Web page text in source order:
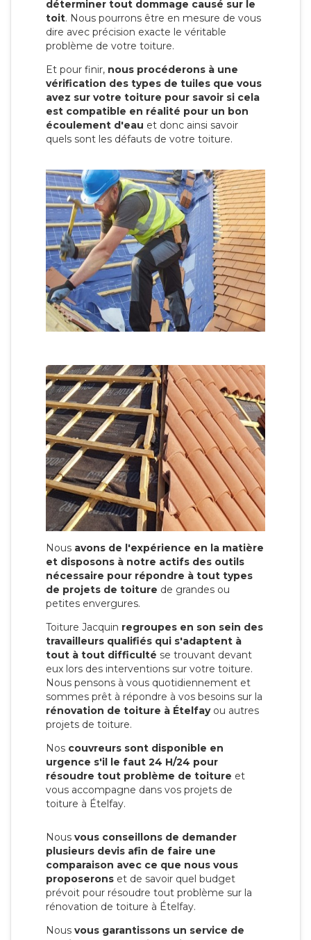
déterminer tout dommage causé sur le
toit. Nous pourrons être en mesure de vous
dire avec précision exacte le véritable
problème de votre toiture.
Et pour finir, nous procéderons à une
vérification des types de tuiles que vous
avez sur votre toiture pour savoir si cela
est compatible en réalité pour un bon
écoulement d'eau et donc ainsi savoir
quels sont les défauts de votre toiture.
Nous avons de l'expérience en la matière
et disposons à notre actifs des outils
nécessaire pour répondre à tout types
de projets de toiture de grandes ou
petites envergures.
Toiture Jacquin regroupes en son sein des
travailleurs qualifiés qui s'adaptent à
tout à tout difficulté se trouvant devant
eux lors des interventions sur votre toiture.
Nous pensons à vous quotidiennement et
sommes prêt à répondre à vos besoins sur la
rénovation de toiture à Ételfayou autres
projets de toiture.
Nos couvreurs sont disponible en
urgence s'il le faut 24 H/24 pour
résoudre tout problème de toiture et
vous accompagne dans vos projets de
toiture à Ételfay.
Nous vous conseillons de demander
plusieurs devis afin de faire une
comparaison avec ce que nous vous
proposerons et de savoir quel budget
prévoit pour résoudre tout problème sur la
rénovation de toiture à Ételfay.
Nous vous garantissons un service de